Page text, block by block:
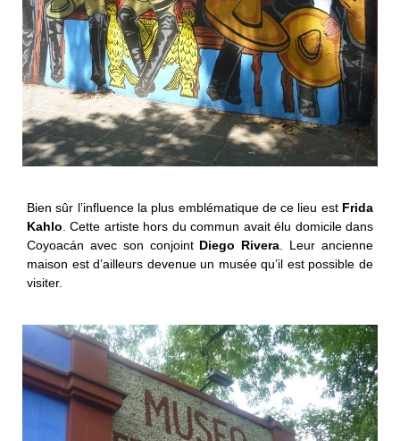
Bien sûr l’influence la plus emblématique de ce lieu est Frida
Kahlo . Cette artiste hors du commun avait élu domicile dans
Coyoacán avec son conjoint Diego Rivera . Leur ancienne
maison est d’ailleurs devenue un musée qu’il est possible de
visiter.